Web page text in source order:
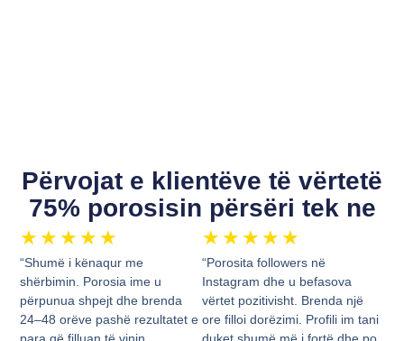
Përvojat e klientëve të vërtetë
75% porosisin përsëri tek ne
★ ★ ★ ★ ★
“Shumë i kënaqur me
shërbimin. Porosia ime u
përpunua shpejt dhe brenda
24–48 orëve pashë rezultatet e
para që filluan të vinin.
★ ★ ★ ★ ★
“Porosita followers në
Instagram dhe u befasova
vërtet pozitivisht. Brenda një
ore filloi dorëzimi. Profili im tani
duket shumë më i fortë dhe po